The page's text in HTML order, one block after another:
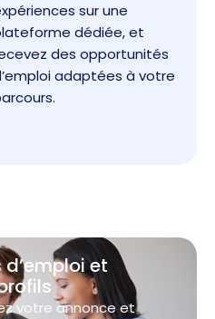
sur une
dédiée, et
des opportunités
adaptées à votre
et
votre annonce et